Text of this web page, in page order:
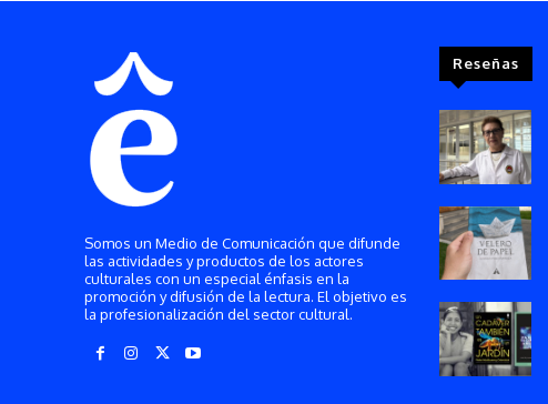
Somos un Medio de Comunicación que difunde
las actividades y productos de los actores
culturales con un especial énfasis en la
promoción y difusión de la lectura. El objetivo es
la profesionalización del sector cultural.
Reseñas